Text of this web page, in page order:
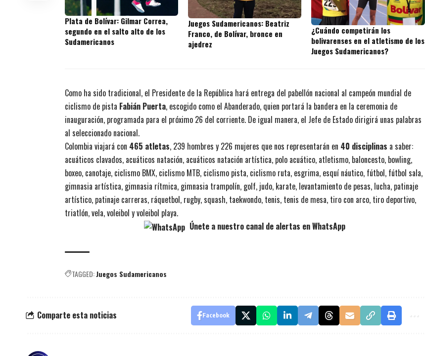
Plata de Bolívar: Gilmar Correa,
segundo en el salto alto de los
Sudamericanos
Juegos Sudamericanos: Beatriz
Franco, de Bolívar, bronce en
ajedrez
¿Cuándo competirán los
bolivarenses en el atletismo de los
Juegos Sudamericanos?
Como ha sido tradicional, el Presidente de la República hará entrega del pabellón nacional al campeón mundial de
ciclismo de pista Fabián Puerta, escogido como el Abanderado, quien portará la bandera en la ceremonia de
inauguración, programada para el próximo 26 del corriente. De igual manera, el Jefe de Estado dirigirá unas palabras
al seleccionado nacional.
Colombia viajará con 465 atletas, 239 hombres y 226 mujeres que nos representarán en 40 disciplinas a saber:
acuáticos clavados, acuáticos natación, acuáticos natación artística, polo acuático, atletismo, baloncesto, bowling,
boxeo, canotaje, ciclismo BMX, ciclismo MTB, ciclismo pista, ciclismo ruta, esgrima, esquí náutico, fútbol, fútbol sala,
gimnasia artística, gimnasia rítmica, gimnasia trampolín, golf, judo, karate, levantamiento de pesas, lucha, patinaje
artístico, patinaje carreras, ráquetbol, rugby, squash, taekwondo, tenis, tenis de mesa, tiro con arco, tiro deportivo,
triatlón, vela, voleibol y voleibol playa.
Únete a nuestro canal de alertas en WhatsApp
TAGGED:Juegos Sudamericanos
Comparte esta noticias Facebook